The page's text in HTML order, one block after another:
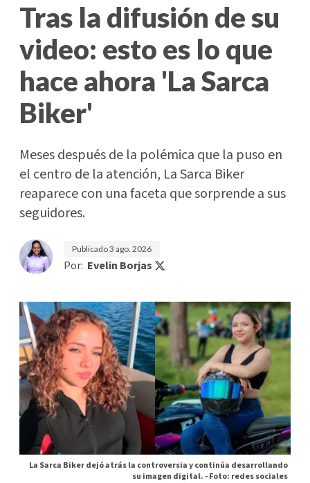
Tras la difusión de su
video: esto es lo que
hace ahora 'La Sarca
Biker'
Meses después de la polémica que la puso en
el centro de la atención, La Sarca Biker
reaparece con una faceta que sorprende a sus
seguidores.
Publicado3 ago. 2026
Por: Evelin Borjas
La Sarca Biker dejó atrás la controversia y continúa desarrollando
su imagen digital. -Foto: redes sociales